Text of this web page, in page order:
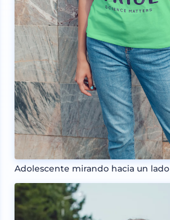
Adolescente mirando hacia un lado